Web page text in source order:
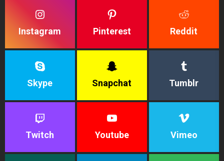
Instagram Pinterest Reddit
Skype Snapchat Tumblr
Twitch Youtube Vimeo